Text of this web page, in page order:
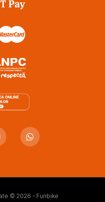
© 2026 - Funbike